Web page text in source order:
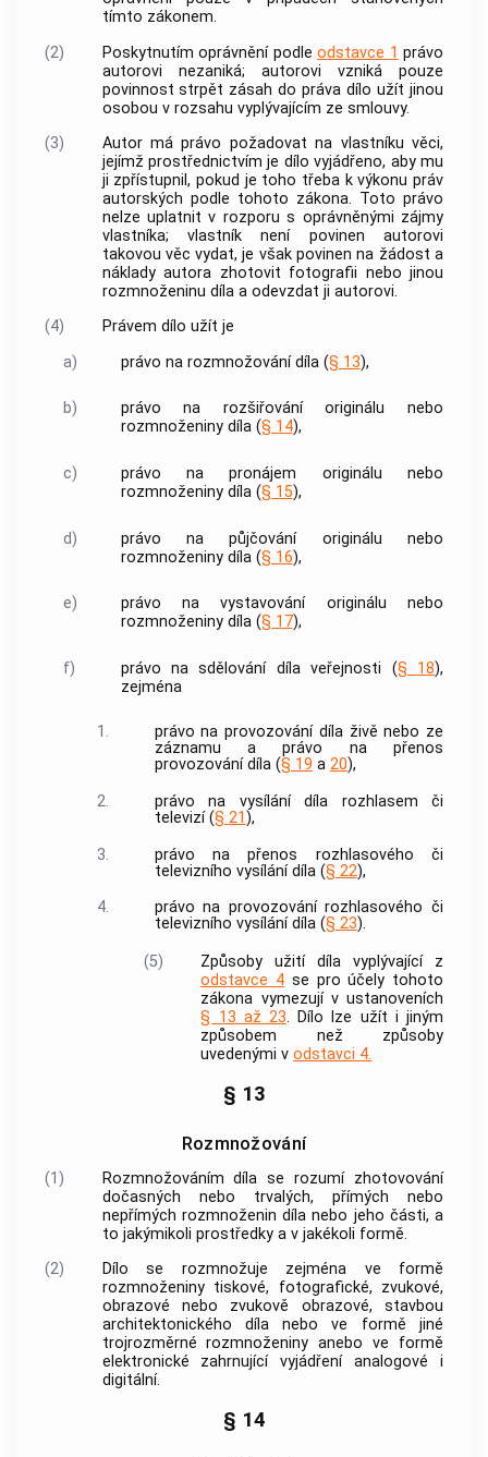
tímto zákonem.
(2)
Poskytnutím oprávnění podle odstavce 1 právo
autorovi nezaniká; autorovi vzniká pouze
povinnost strpět zásah do práva dílo užít jinou
osobou v rozsahu vyplývajícím ze smlouvy.
(3)
Autormá právo požadovat na vlastníku věci,
jejímž prostřednictvím je dílo vyjádřeno, aby mu
ji zpřístupnil, pokud je toho třeba k výkonu práv
autorských podle tohoto zákona. Toto právo
nelze uplatnit v rozporu s oprávněnými zájmy
vlastníka; vlastník není povinen autorovi
takovou věc vydat, je však povinen na žádost a
náklady autora zhotovit fotografii nebo jinou
rozmnoženinu díla a odevzdat ji autorovi.
(4)
Právem dílo užít je
a)
právo na rozmnožování díla(§ 13),
b) právo na rozšiřování originálu nebo
rozmnoženiny díla(§ 14),
c) právo napronájem originálu nebo
rozmnoženiny díla(§ 15),
d) právo napůjčování originálu nebo
rozmnoženiny díla(§ 16),
e) právo navystavování originálu nebo
rozmnoženiny díla(§ 17),
f) právo nasdělování díla veřejnosti (§ 18),
zejména
1.
právo na provozování díla živě nebo ze
záznamu a právo na přenos
provozování díla (§ 19 a 20),
2.
právo na vysílánídíla rozhlasem či
televizí (§ 21),
3.
právo na přenos rozhlasového či
televizního vysílánídíla (§ 22),
4.
právo na provozování rozhlasového či
televizního vysílání díla(§ 23).
(5)
Způsoby užití díla vyplývající z
odstavce 4 se pro účely tohoto
zákona vymezují v ustanoveních
§ 13 až 23. Dílo lze užít i jiným
způsobem než způsoby
uvedenými vodstavci 4.
§ 13
Rozmnožování
(1) Rozmnožováním díla se rozumí zhotovování
dočasných nebo trvalých, přímých nebo
nepřímých rozmnoženin díla nebo jeho části, a
to jakýmikoli prostředky a v jakékoli formě.
(2)
Dílo se rozmnožuje zejména ve formě
rozmnoženiny tiskové, fotografické, zvukové,
obrazové nebo zvukově obrazové, stavbou
architektonického díla nebo ve formě jiné
trojrozměrné rozmnoženiny anebo ve formě
elektronické zahrnující vyjádření analogové i
digitální.
§ 14